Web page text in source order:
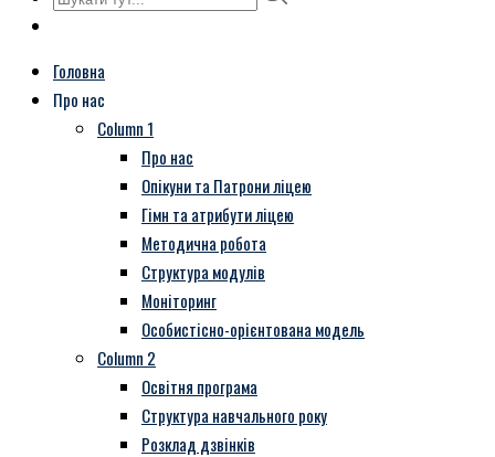
Головна
Про нас
Column 1
Про нас
Опікуни та Патрони ліцею
Гімн та атрибути ліцею
Методична робота
Структура модулів
Моніторинг
Особистісно-орієнтована модель
Column 2
Освітня програма
Структура навчального року
Розклад дзвінків